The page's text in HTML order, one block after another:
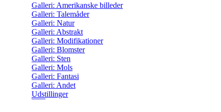
Galleri: Amerikanske billeder
Galleri: Talemåder
Galleri: Natur
Galleri: Abstrakt
Galleri: Modifikationer
Galleri: Blomster
Galleri: Sten
Galleri: Mols
Galleri: Fantasi
Galleri: Andet
Udstillinger